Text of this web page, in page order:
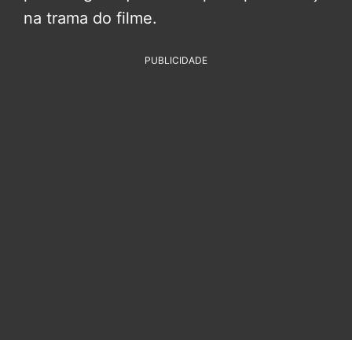
na trama do filme.
PUBLICIDADE